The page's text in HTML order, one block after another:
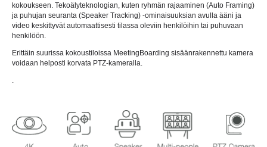
kokoukseen. Tekoälyteknologian, kuten ryhmän rajaaminen (Auto Framing)
ja puhujan seuranta (Speaker Tracking) -ominaisuuksian avulla ääni ja
video keskittyvät automaattisesti tilassa oleviin henkilöihin tai puhuvaan
henkilöön.
Erittäin suurissa kokoustiloissa MeetingBoarding sisäänrakennettu kamera
voidaan helposti korvata PTZ-kameralla.
.